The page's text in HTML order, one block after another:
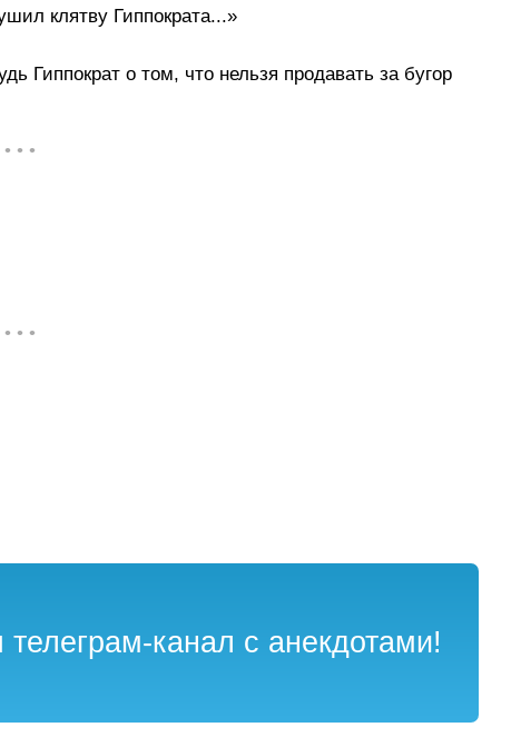
клятву Гиппократа...»
Гиппократ о том, что нельзя продавать за бугор
• • •
• • •
канал с анекдотами!